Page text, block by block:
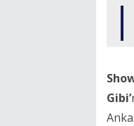
Gibi’